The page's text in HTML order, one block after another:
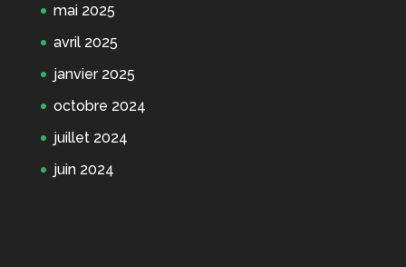
mai 2025
avril 2025
janvier 2025
octobre 2024
juillet 2024
juin 2024